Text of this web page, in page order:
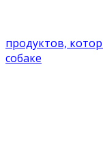
продуктов,
собаке